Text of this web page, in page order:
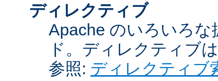
ディレクティブ
Apache のいろいろ
ド。ディレクティブ
参照: ディレクティブ